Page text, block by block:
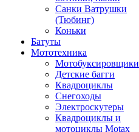
Санки Ватрушки
(Тюбинг)
Коньки
Батуты
Мототехника
Мотобуксировщики
Детские багги
Квадроциклы
Снегоходы
Электроскутеры
Квадроциклы и
мотоциклы Motax